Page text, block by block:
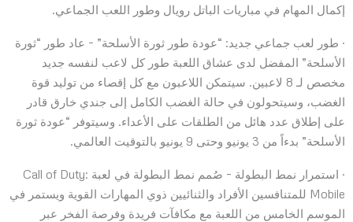
إكمال المهام في مباريات الباتل رويال وطور اللعب الجماعي.
· طور لعب جماعي جديد: “عودة طور ثورة الأسلحة” – عاد طور “ثورة
الأسلحة” المفضل لدى عشاق اللعبة طور كل لاعب لنفسه جديد
مخصص لـ 8 لاعبين. سيتمكن اللاعبون مع كل إقصاء من توليد قوة
الغضب، وسيتحولون في حالة الغضب الكامل إلى جندي خارق قادر
على إطلاق عدد هائل من الطلقات على الأعداء. وسيتوفر “عودة ثورة
الأسلحة” بدءاً من 3 يونيو وحتى 9 يونيو بالتوقيت العالمي.
· استمرار نمط البطولة – صُمم نمط البطولة في لعبة Call of Duty:
Mobile للمتنافسين الأفراد والثنائيين ذوي المهارات القوية ويستمر في
الموسم الخامس من اللعبة مع مكافآت فريدة وفرصة الفخر عبر